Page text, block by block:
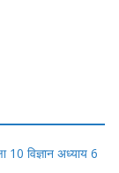
विज्ञान अध्याय 6